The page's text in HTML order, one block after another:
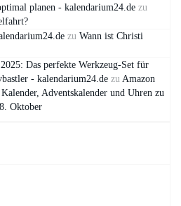
planen - kalendarium24.de zu
zu Wann ist Christi
Das perfekte Werkzeug-Set für
- kalendarium24.de zu Amazon
Adventskalender und Uhren zu
Oktober